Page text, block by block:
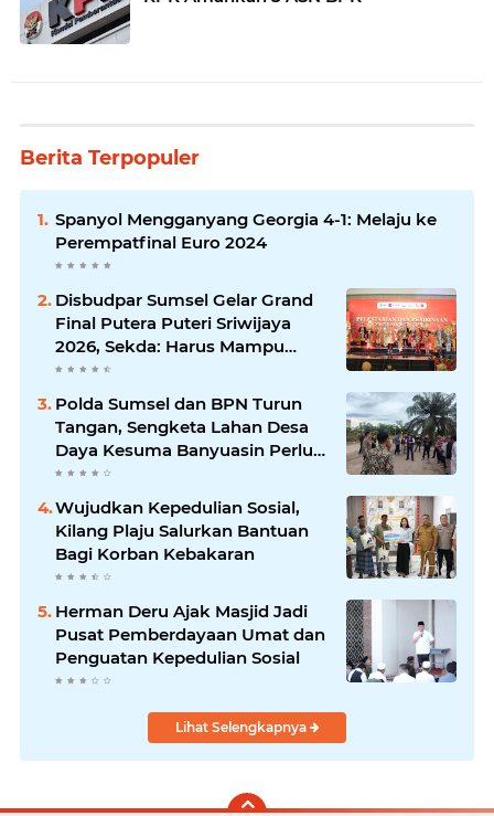
Berita Terpopuler
Spanyol Mengganyang Georgia 4-1: Melaju ke
Perempatfinal Euro 2024
Disbudpar Sumsel Gelar Grand
Final Putera Puteri Sriwijaya
2026, Sekda: Harus Mampu
Bawa Sumsel Go Internasional
Polda Sumsel dan BPN Turun
Tangan, Sengketa Lahan Desa
Daya Kesuma Banyuasin Perlu
Kepastian Hukum
Wujudkan Kepedulian Sosial,
Kilang Plaju Salurkan Bantuan
Bagi Korban Kebakaran
Herman Deru Ajak Masjid Jadi
Pusat Pemberdayaan Umat dan
Penguatan Kepedulian Sosial
Lihat Selengkapnya